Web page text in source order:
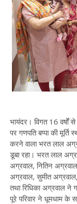
भायंदर। विगत 16 वर्षों
पर गणपति बप्पा की
करने वाला भरत लाल
डूबा रहा। भरत लाल
अग्रवाल, नितिन
अग्रवाल, सुमीत अग्रवाल,
तथा रिधिका अग्रवाल ने
पूरे परिवार ने धूमधाम के